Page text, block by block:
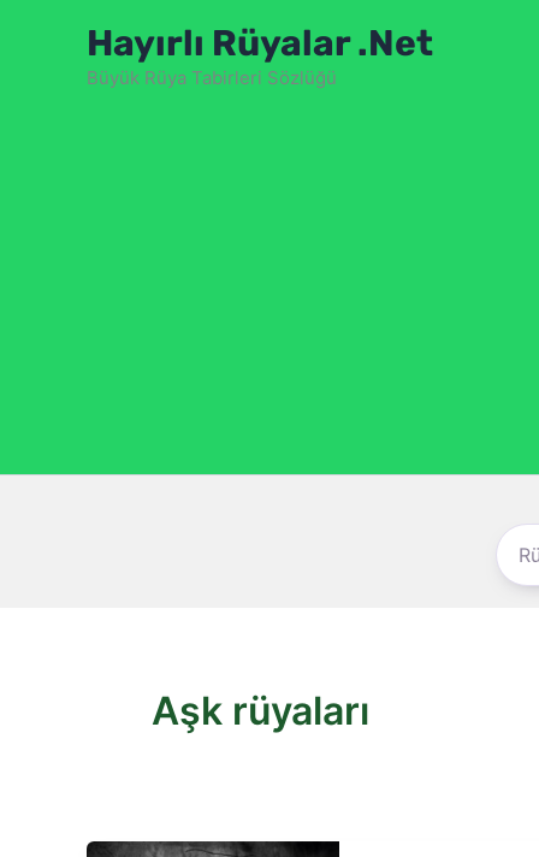
Hayırlı Rüyalar .Net
Büyük Rüya Tabirleri Sözlüğü
Aşk rüyaları